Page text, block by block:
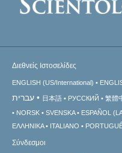
Διεθνείς Ιστοσελίδες
ENGLISH (US/International)
עברית 日本語 РУССКИЙ 繁體
NORSK
SVENSKA ESPAÑOL
ΕΛΛΗΝΙΚA
ITALIANO
Σύνδεσμοι